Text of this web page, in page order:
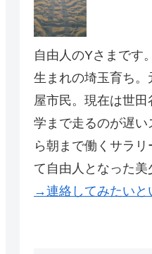
自由人のYさまです
生まれの埼玉育ち
屋市民。現在は世
学まで走るのが遅
ら朝まで働くサラ
て自由人となった美
→連絡してみたいと